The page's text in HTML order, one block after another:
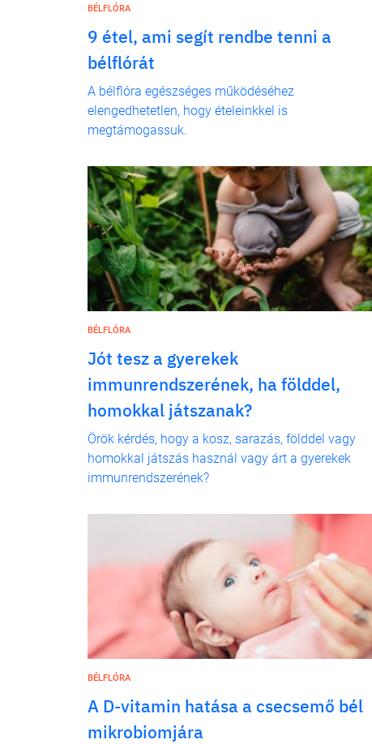
BÉLFLÓRA
9 étel, ami segít rendbe tenni a
bélflórát
A bélflóra egészséges működéséhez
elengedhetetlen, hogy ételeinkkel is
megtámogassuk.
BÉLFLÓRA
Jót tesz a gyerekek
immunrendszerének, ha földdel,
homokkal játszanak?
Örök kérdés, hogy a kosz, sarazás, földdel vagy
homokkal játszás használ vagy árt a gyerekek
immunrendszerének?
BÉLFLÓRA
A D-vitamin hatása a csecsemő bél
mikrobiomjára